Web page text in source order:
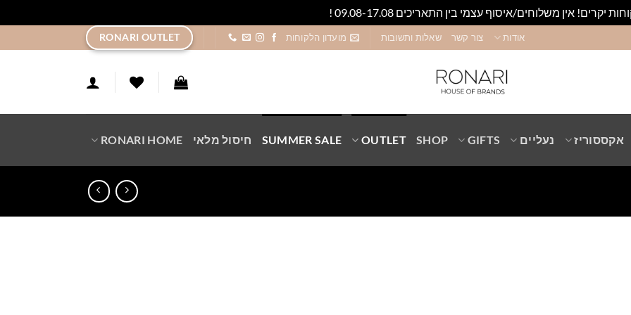
יקרים! אין משלוחים/איסוף עצמי בין התאריכים 09.08-17.08 !
אודות צור קשר שאלות ותשובות מועדון הלקוחות RONARI OUTLET
אקססוריז נעליים GIFTS
SHOP
OUTLET
SUMMER SALE חיסול מלאי RONARI HOME